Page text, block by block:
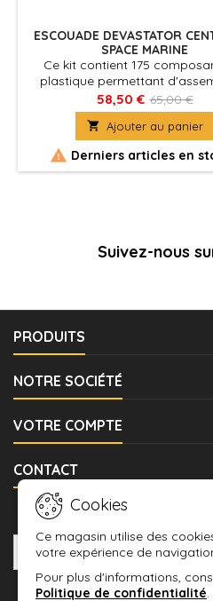
ESCOUADE DEVASTATOR
SPACE MARINE
Ce kit contient 175
plastique permettant
Centurions Devastators ou 3
d'Assaut. Il comprend
planche de décalcomanies
Ultramarines pour ajouter
l'iconographie et des
d'escouade à vos
58,50 € 65,00 €
 Ajouter au panier
 Derniers articles en
Suivez-nous
PRODUITS
NOTRE SOCIÉTÉ
VOTRE COMPTE
CONTACT
Cookies
Ce magasin utilise des
votre expérience de
Pour plus d'informations,
Politique de confidentialité.
LETTRE